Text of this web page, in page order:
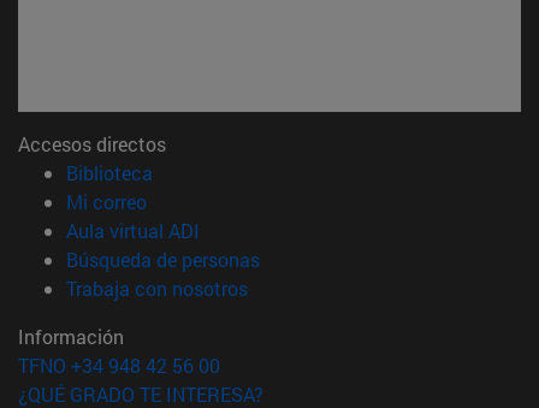
Accesos directos
Biblioteca
Mi correo(abre en nueva ventana)
Aula virtual ADI
Búsqueda de personas(abre en nueva ventana)
Trabaja con nosotros(abre en nueva ventana)
Información
TFNO +34 948 42 56 00
¿QUÉ GRADO TE INTERESA?